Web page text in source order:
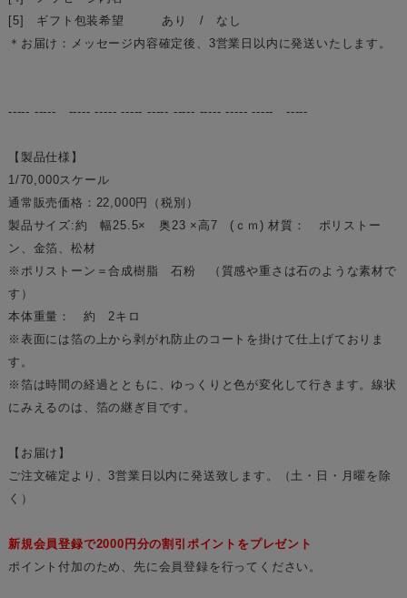
[5] ギフト包装希望 あり / なし
＊お届け：メッセージ内容確定後、3営業日以内に発送いたします。
----- ----- ----- ----- ----- ----- ----- ----- ----- ----- -----
【製品仕様】
1/70,000スケール
通常販売価格：22,000円（税別）
製品サイズ:約 幅25.5× 奥23 ×高7 (ｃｍ) 材質： ポリストー
ン、金箔、松材
※ポリストーン＝合成樹脂 石粉 （質感や重さは石のような素材で
す）
本体重量： 約 2キロ
※表面には箔の上から剥がれ防止のコートを掛けて仕上げておりま
す。
※箔は時間の経過とともに、ゆっくりと色が変化して行きます。線状
にみえるのは、箔の継ぎ目です。
【お届け】
ご注文確定より、3営業日以内に発送致します。（土・日・月曜を除
く）
新規会員登録で2000円分の割引ポイントをプレゼント
ポイント付加のため、先に会員登録を行ってください。